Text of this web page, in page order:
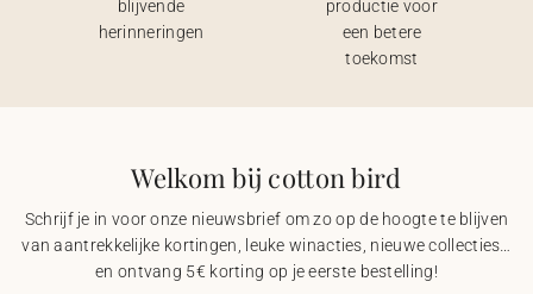
blijvende
herinneringen
productie voor
een betere
toekomst
Welkom bij cotton bird
Schrijf je in voor onze nieuwsbrief om zo op de hoogte te blijven
van aantrekkelijke kortingen, leuke winacties, nieuwe collecties…
en ontvang 5€ korting op je eerste bestelling!